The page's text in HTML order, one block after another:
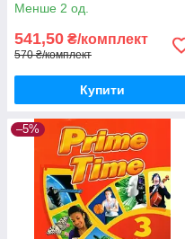
Менше 2 од.
541,50 ₴/комплект
570 ₴/комплект
Купити
–5%